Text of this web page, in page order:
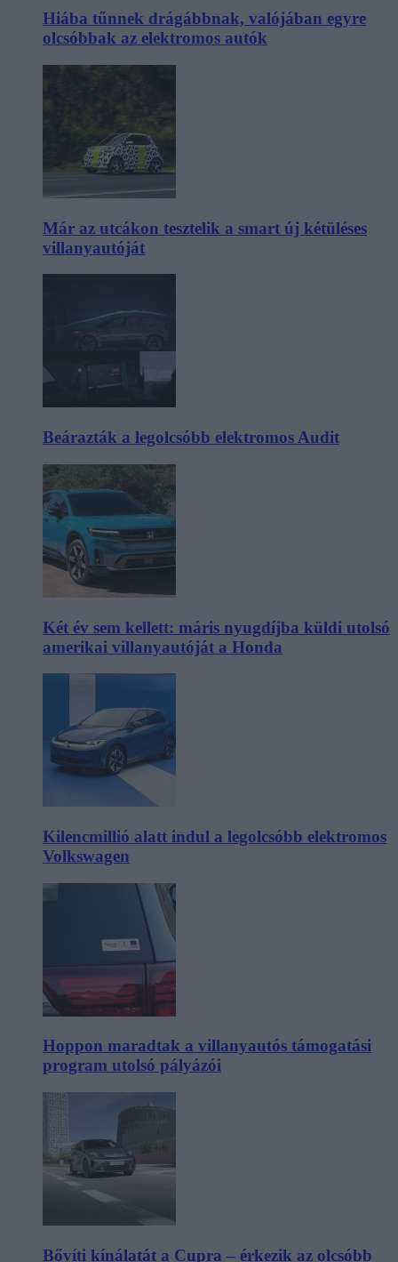
Hiába tűnnek drágábbnak, valójában egyre
olcsóbbak az elektromos autók
Már az utcákon tesztelik a smart új kétüléses
villanyautóját
Beárazták a legolcsóbb elektromos Audit
Két év sem kellett: máris nyugdíjba küldi utolsó
amerikai villanyautóját a Honda
Kilencmillió alatt indul a legolcsóbb elektromos
Volkswagen
Hoppon maradtak a villanyautós támogatási
program utolsó pályázói
Bővíti kínálatát a Cupra – érkezik az olcsóbb